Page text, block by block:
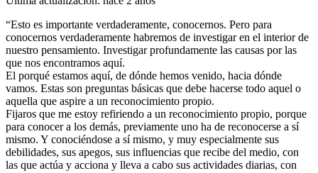
“Esto es importante verdaderamente, conocernos. Pero para
conocernos verdaderamente habremos de investigar en el interior de
nuestro pensamiento. Investigar profundamente las causas por las
que nos encontramos aquí.
El porqué estamos aquí, de dónde hemos venido, hacia dónde
vamos. Estas son preguntas básicas que debe hacerse todo aquel o
aquella que aspire a un reconocimiento propio.
Fijaros que me estoy refiriendo a un reconocimiento propio, porque
para conocer a los demás, previamente uno ha de reconocerse a sí
mismo. Y conociéndose a sí mismo, y muy especialmente sus
debilidades, sus apegos, sus influencias que recibe del medio, con
las que actúa y acciona y lleva a cabo sus actividades diarias, con